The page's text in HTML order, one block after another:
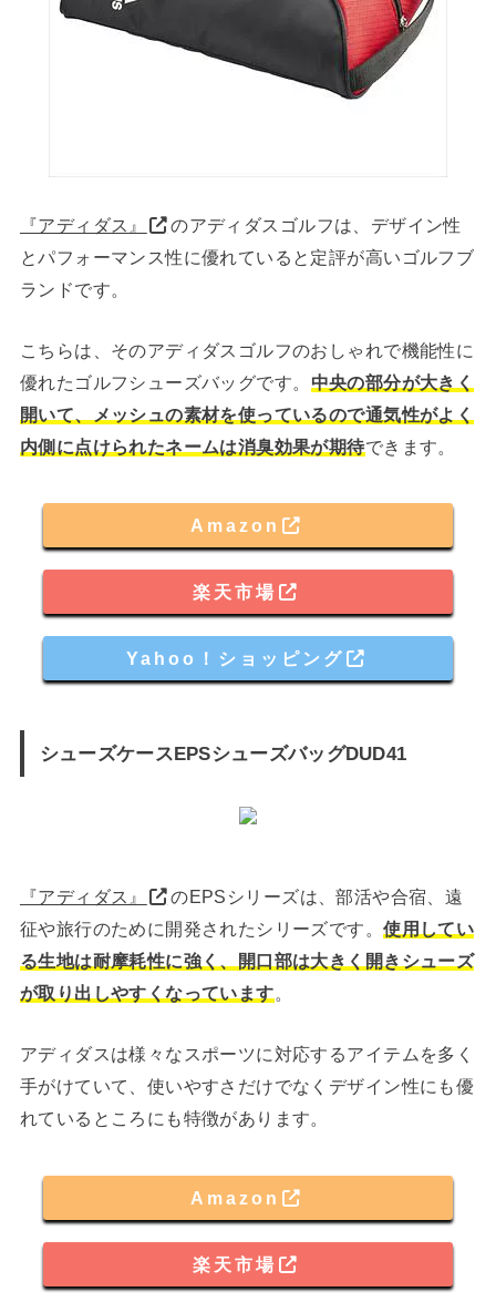
『アディダス』
のアディダスゴルフは、デザイン性
とパフォーマンス性に優れていると定評が高いゴルフブ
ランドです。
こちらは、そのアディダスゴルフのおしゃれで機能性に
優れたゴルフシューズバッグです。 中央の部分が大きく
開いて、メッシュの素材を使っているので通気性がよく
内側に点けられたネームは消臭効果が期待できます。
Amazon
楽天市場
Yahoo！ショッピング
シューズケースEPSシューズバッグDUD41
『アディダス』
のEPSシリーズは、部活や合宿、遠
征や旅行のために開発されたシリーズです。使用してい
る生地は耐摩耗性に強く、開口部は大きく開きシューズ
が取り出しやすくなっています。
アディダスは様々なスポーツに対応するアイテムを多く
手がけていて、使いやすさだけでなくデザイン性にも優
れているところにも特徴があります。
Amazon
楽天市場